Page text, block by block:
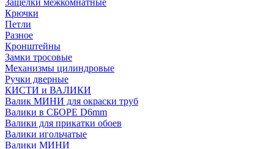
Защелки межкомнатные
Крючки
Петли
Разное
Кронштейны
Замки тросовые
Механизмы цилиндровые
Ручки дверные
КИСТИ и ВАЛИКИ
Валик МИНИ для окраски труб
Валики в СБОРЕ D6mm
Валики для прикатки обоев
Валики игольчатые
Валики МИНИ